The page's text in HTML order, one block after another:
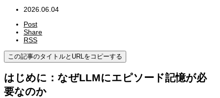
2026.06.04
Post
Share
RSS
この記事のタイトルとURLをコピーする
はじめに：なぜLLMにエピソード記憶が必
要なのか